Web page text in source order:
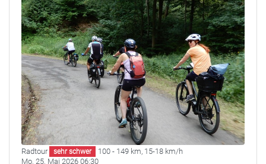
Radtour sehr schwer 100 - 149 km, 15-18 km/h
Mo. 25. Mai 2026 06:30